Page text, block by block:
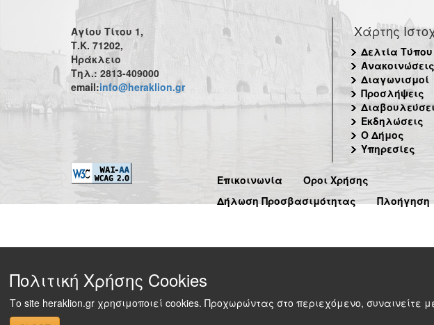
Αγίου Τίτου 1,
Τ.Κ. 71202,
Ηράκλειο
Τηλ.: 2813-409000
email:info@heraklion.gr
Χάρτης
Δελτία Τύπου
Ανακοινώσεις
Διαγωνισμοί
Προσλήψεις
Εκδηλώσεις
Ο Δήμος
Υπηρεσίες
Επικοινωνία
Όροι Χρήσης
Δήλωση Προσβασιμότητας
Πλοήγηση
Πολιτική Χρήσης Cookies
Το site heraklion.gr χρησιμοποιεί cookies. Προχωρώντας στο περιεχόμενο, συναινείτε